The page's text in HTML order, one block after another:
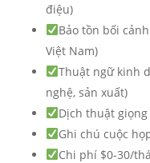
điệu)
Bảo tồn bối
Việt Nam)
Thuật ngữ kinh
nghệ, sản xuất)
Dịch thuật
Ghi chú cuộc
Chi phí $0-30/